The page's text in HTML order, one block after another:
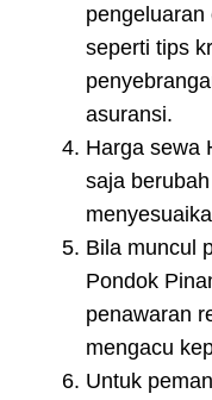
pengeluaran
seperti tips
asuransi.
Harga sewa
saja
Bila muncul
Pondok
penawaran
mengacu
Untuk